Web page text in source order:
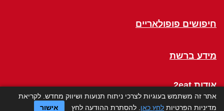
חיפושים פופולאריים
מידע ברשת
אודות 2eat
אתר זה משתמש בעוגיות לצרכי ניתוח תנועות ושיווק מחדש. לקריאת
מדיניות הפרטיות לחץ כאן . להסתרת ההודעה לחץ אישור